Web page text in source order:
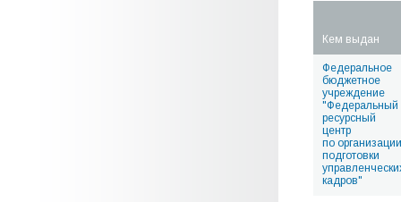
Кем выдан
Федеральное
бюджетное
учреждение
"Федеральный
ресурсный
центр
по организации
подготовки
кадров"